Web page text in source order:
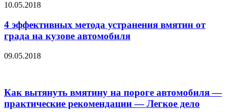
10.05.2018
4 эффективных метода устранения вмятин от
града на кузове автомобиля
09.05.2018
Как вытянуть вмятину на пороге автомобиля —
практические рекомендации — Легкое дело